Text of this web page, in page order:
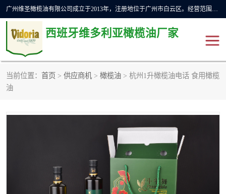
广州维圣橄榄油有限公司成立于2013年，注册地位于广州市白云区。经营范围包括饲料原料销售;畜牧渔业饲料销售;化妆品批发;贸易经纪;食品进出口等，主要产品有：橄榄果渣油，橄榄油，纯橄榄油等。
西班牙维多利亚橄榄油厂家
当前位置： 首页 > 供应商机 > 橄榄油 > 杭州1升橄榄油电话 食用橄榄
油